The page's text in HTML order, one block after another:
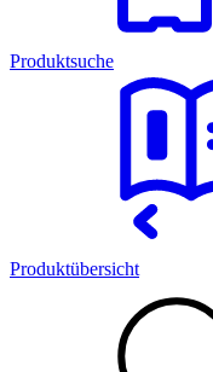
Produktsuche
Produktübersicht